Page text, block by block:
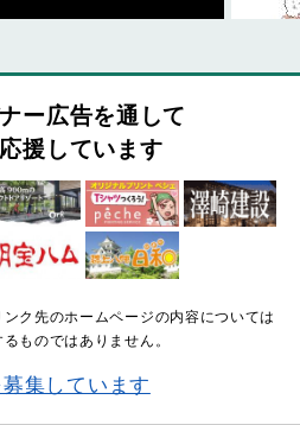
ー広告を通して
援しています
ク先のホームページの内容については
ものではありません。
集しています